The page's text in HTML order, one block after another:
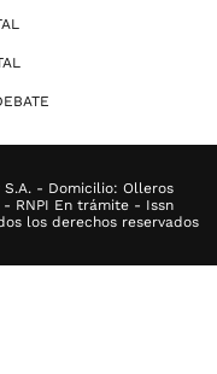
- Domicilio: Olleros
- RNPI En trámite - Issn
los derechos reservados